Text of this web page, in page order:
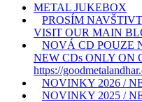
METAL JUKEBOX
PROSÍM
VISIT OUR MAIN
NOVÁ CD POUZE
NEW CDs ONLY ON
https://
NOVINKY 2026 /
NOVINKY 2025 /